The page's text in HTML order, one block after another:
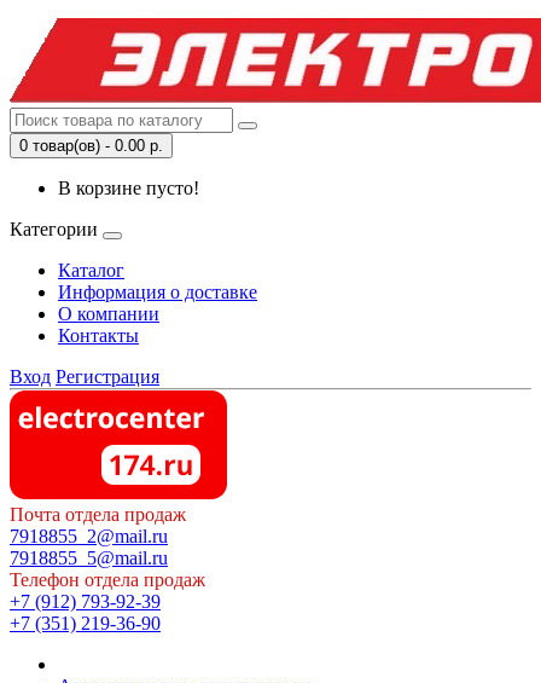
0 товар(ов) - 0.00 р.
В корзине пусто!
Категории
Каталог
Информация о доставке
О компании
Контакты
Вход Регистрация
Почта отдела продаж
7918855_2@mail.ru
7918855_5@mail.ru
Телефон отдела продаж
+7 (912) 793-92-39
+7 (351) 219-36-90